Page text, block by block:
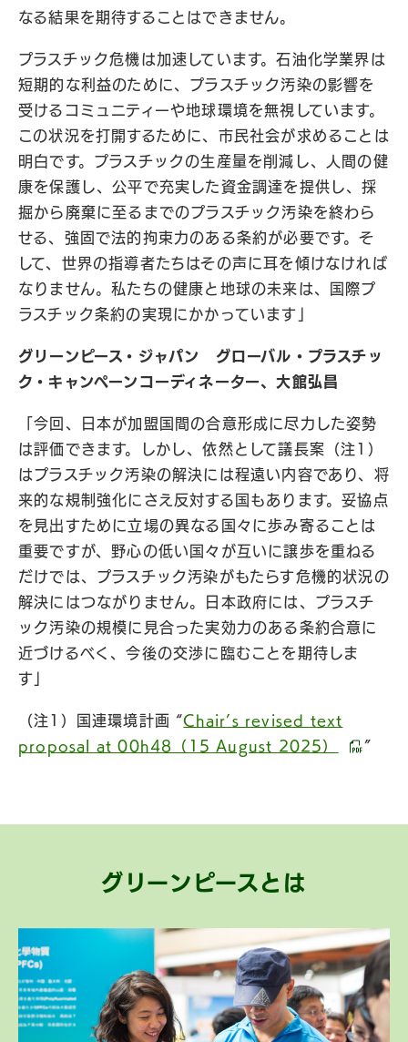
なる結果を期待することはできません。
プラスチック危機は加速しています。石油化学業界は
短期的な利益のために、プラスチック汚染の影響を
受けるコミュニティーや地球環境を無視しています。
この状況を打開するために、市民社会が求めることは
明白です。プラスチックの生産量を削減し、人間の健
康を保護し、公平で充実した資金調達を提供し、採
掘から廃棄に至るまでのプラスチック汚染を終わら
せる、強固で法的拘束力のある条約が必要です。そ
して、世界の指導者たちはその声に耳を傾けなければ
なりません。私たちの健康と地球の未来は、国際プ
ラスチック条約の実現にかかっています」
グリーンピース・ジャパン グローバル・プラスチッ
ク・キャンペーンコーディネーター、大館弘昌
「今回、日本が加盟国間の合意形成に尽力した姿勢
は評価できます。しかし、依然として議長案（注1）
はプラスチック汚染の解決には程遠い内容であり、将
来的な規制強化にさえ反対する国もあります。妥協点
を見出すために立場の異なる国々に歩み寄ることは
重要ですが、野心の低い国々が互いに譲歩を重ねる
だけでは、プラスチック汚染がもたらす危機的状況の
解決にはつながりません。日本政府には、プラスチ
ック汚染の規模に見合った実効力のある条約合意に
近づけるべく、今後の交渉に臨むことを期待しま
す」
（注1）国連環境計画 “Chair’s revised text
proposal at 00h48（15 August 2025）
”
グリーンピースとは